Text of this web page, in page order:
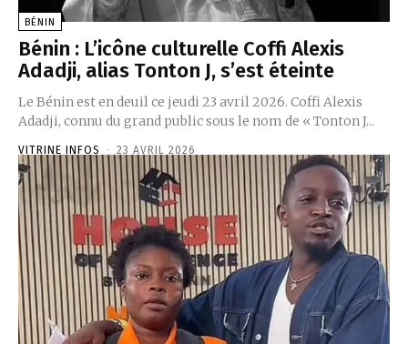
BÉNIN
Bénin : L’icône culturelle Coffi Alexis
Adadji, alias Tonton J, s’est éteinte
Le Bénin est en deuil ce jeudi 23 avril 2026. Coffi Alexis
Adadji, connu du grand public sous le nom de « Tonton J...
VITRINE INFOS - 23 AVRIL 2026